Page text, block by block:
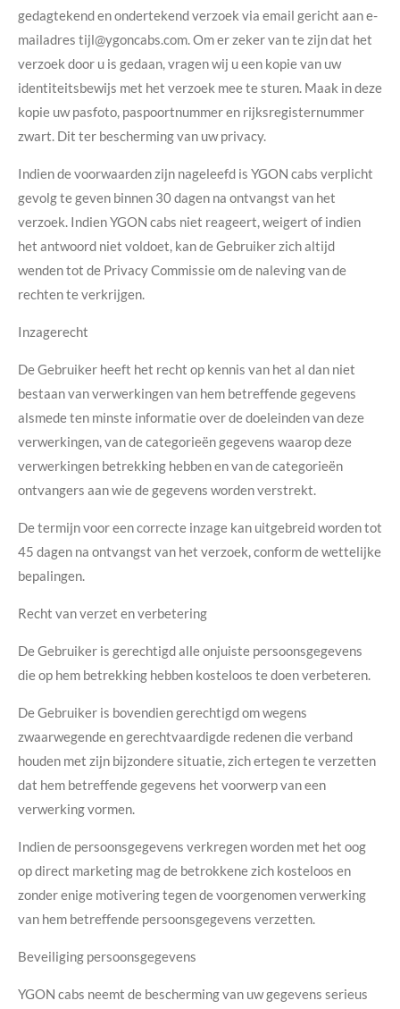
gedagtekend en ondertekend verzoek via email gericht aan e-
mailadres tijl@ygoncabs.com. Om er zeker van te zijn dat het
verzoek door u is gedaan, vragen wij u een kopie van uw
identiteitsbewijs met het verzoek mee te sturen. Maak in deze
kopie uw pasfoto, paspoortnummer en rijksregisternummer
zwart. Dit ter bescherming van uw privacy.
Indien de voorwaarden zijn nageleefd is YGON cabs verplicht
gevolg te geven binnen 30 dagen na ontvangst van het
verzoek. Indien YGON cabs niet reageert, weigert of indien
het antwoord niet voldoet, kan de Gebruiker zich altijd
wenden tot de Privacy Commissie om de naleving van de
rechten te verkrijgen.
Inzagerecht
De Gebruiker heeft het recht op kennis van het al dan niet
bestaan van verwerkingen van hem betreffende gegevens
alsmede ten minste informatie over de doeleinden van deze
verwerkingen, van de categorieën gegevens waarop deze
verwerkingen betrekking hebben en van de categorieën
ontvangers aan wie de gegevens worden verstrekt.
De termijn voor een correcte inzage kan uitgebreid worden tot
45 dagen na ontvangst van het verzoek, conform de wettelijke
bepalingen.
Recht van verzet en verbetering
De Gebruiker is gerechtigd alle onjuiste persoonsgegevens
die op hem betrekking hebben kosteloos te doen verbeteren.
De Gebruiker is bovendien gerechtigd om wegens
zwaarwegende en gerechtvaardigde redenen die verband
houden met zijn bijzondere situatie, zich ertegen te verzetten
dat hem betreffende gegevens het voorwerp van een
verwerking vormen.
Indien de persoonsgegevens verkregen worden met het oog
op direct marketing mag de betrokkene zich kosteloos en
zonder enige motivering tegen de voorgenomen verwerking
van hem betreffende persoonsgegevens verzetten.
Beveiliging persoonsgegevens
YGON cabs neemt de bescherming van uw gegevens serieus